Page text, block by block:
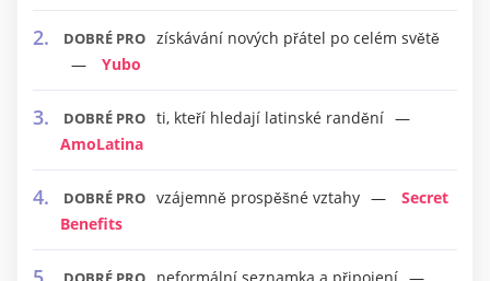
DOBRÉ PRO získávání nových přátel po celém světě
Yubo
DOBRÉ PRO ti, kteří hledají latinské randění
AmoLatina
DOBRÉ PRO vzájemně prospěšné vztahy
Secret
Benefits